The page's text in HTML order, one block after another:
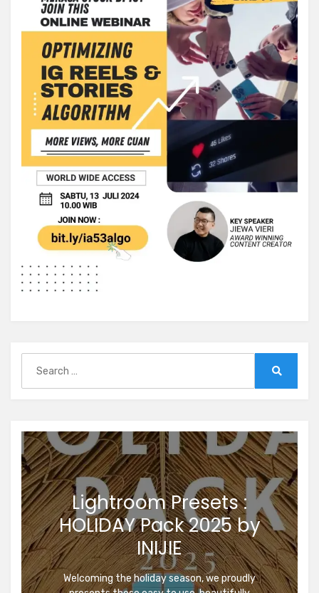
for:
Lightroom Presets :
HOLIDAY Pack 2025 by
INIJIE
Welcoming the holiday season, we proudly